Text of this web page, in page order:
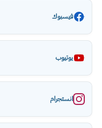
فيسبوك
يوتيوب
انستجرام